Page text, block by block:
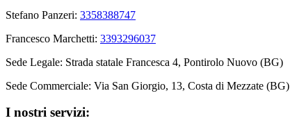
Stefano Panzeri: 3358388747
Francesco Marchetti: 3393296037
Sede Legale: Strada statale Francesca 4, Pontirolo Nuovo (BG)
Sede Commerciale: Via San Giorgio, 13, Costa di Mezzate (BG)
I nostri servizi: